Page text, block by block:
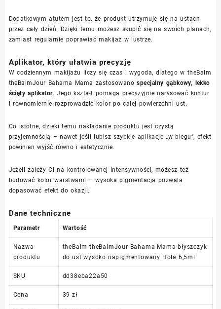
Dodatkowym atutem jest to, że produkt utrzymuje się na ustach
przez cały dzień. Dzięki temu możesz skupić się na swoich planach,
zamiast regularnie poprawiać makijaż w lustrze.
Aplikator, który ułatwia precyzję
W codziennym makijażu liczy się czas i wygoda, dlatego w theBalm
theBalmJour Bahama Mama zastosowanospecjalny gąbkowy, lekko
ścięty aplikator. Jego kształt pomaga precyzyjnie narysować kontur
i równomiernie rozprowadzić kolor po całej powierzchni ust.
Co istotne, dzięki temu nakładanie produktu jest czystą
przyjemnością – nawet jeśli lubisz szybkie aplikacje „w biegu”, efekt
powinien wyjść równo i estetycznie.
Jeżeli zależy Ci na kontrolowanej intensywności, możesz też
budować kolor warstwami – wysoka pigmentacja pozwala
dopasować efekt do okazji.
Dane techniczne
Parametr Wartość
Nazwa
produktu
theBalm theBalmJour Bahama Mama błyszczyk
do ust wysoko napigmentowany Hola 6,5ml
SKU dd38eba22a50
Cena 39 zł